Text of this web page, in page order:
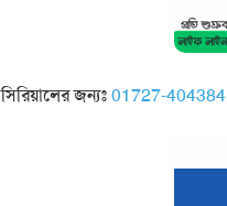
সিরিয়ালের জন্যঃ01727-404384